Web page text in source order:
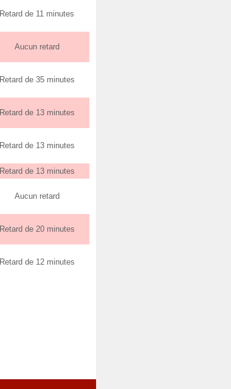
Retard de 11 minutes
Aucun retard
Retard de 35 minutes
Retard de 13 minutes
Retard de 13 minutes
Retard de 13 minutes
Aucun retard
Retard de 20 minutes
Retard de 12 minutes